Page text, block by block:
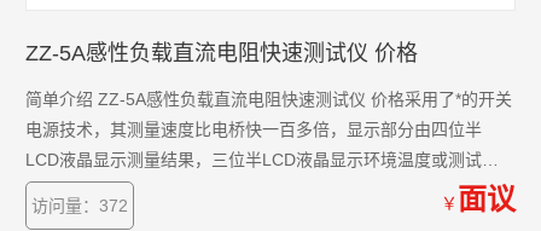
ZZ-5A感性负载直流电阻快速测试仪 价格
简单介绍 ZZ-5A感性负载直流电阻快速测试仪 价格采用了*的开关
电源技术，其测量速度比电桥快一百多倍，显示部分由四位半
LCD液晶显示测量结果，三位半LCD液晶显示环境温度或测试电
流值，克服了其它同类产品由LED显示值在阳光下不便读数的缺
点，同时具备了自动消弧功能。该直流电阻快速测试仪具有测速
访问量：372 ￥ 面议